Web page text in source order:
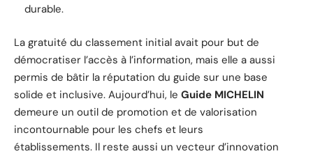
durable.
La gratuité du classement initial avait pour but de
démocratiser l’accès à l’information, mais elle a aussi
permis de bâtir la réputation du guide sur une base
solide et inclusive. Aujourd’hui, le Guide MICHELIN
demeure un outil de promotion et de valorisation
incontournable pour les chefs et leurs
établissements. Il reste aussi un vecteur d’innovation